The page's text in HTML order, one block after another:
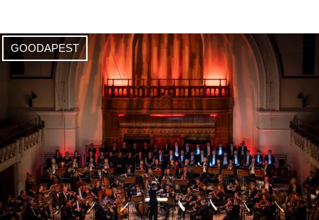
GOODAPEST